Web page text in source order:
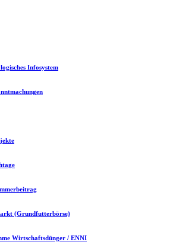
Infosystem
(Grundfutterbörse)
Wirtschaftsdünger / ENNI